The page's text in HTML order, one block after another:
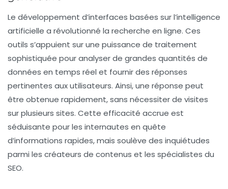
Le développement d’interfaces basées sur l’intelligence
artificielle a révolutionné la recherche en ligne. Ces
outils s’appuient sur une puissance de traitement
sophistiquée pour analyser de grandes quantités de
données en temps réel et fournir des réponses
pertinentes aux utilisateurs. Ainsi, une réponse peut
être obtenue rapidement, sans nécessiter de visites
sur plusieurs sites. Cette efficacité accrue est
séduisante pour les internautes en quête
d’informations rapides, mais soulève des inquiétudes
parmi les créateurs de contenus et les spécialistes du
SEO.